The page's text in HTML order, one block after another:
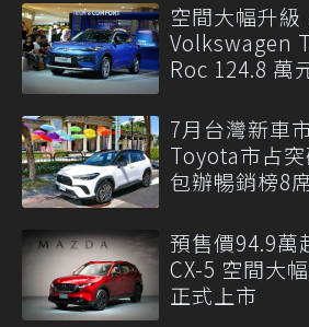
空間大幅升級
Volkswagen
Roc 124.8 萬
7月台灣新車
Toyota市占
包辦暢銷榜8
預售價94.9萬
CX-5 空間大
正式上市